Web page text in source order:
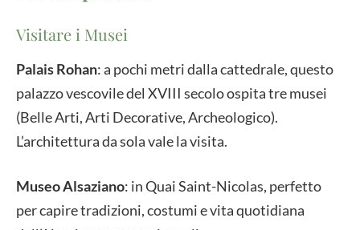
Visitare i Musei
Palais Rohan:a pochi metri dalla cattedrale, questo
palazzo vescovile del XVIII secolo ospita tre musei
(Belle Arti, Arti Decorative, Archeologico).
L’architettura da sola vale la visita.
Museo Alsaziano: in Quai Saint-Nicolas, perfetto
per capire tradizioni, costumi e vita quotidiana